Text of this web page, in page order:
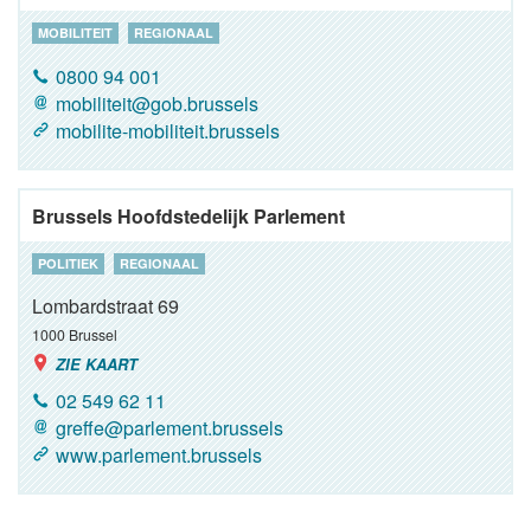
MOBILITEIT REGIONAAL
0800 94 001
mobiliteit@gob.brussels
mobilite-mobiliteit.brussels
Brussels Hoofdstedelijk Parlement
POLITIEK REGIONAAL
Lombardstraat 69
1000Brussel
ZIE KAART
02 549 62 11
greffe@parlement.brussels
www.parlement.brussels